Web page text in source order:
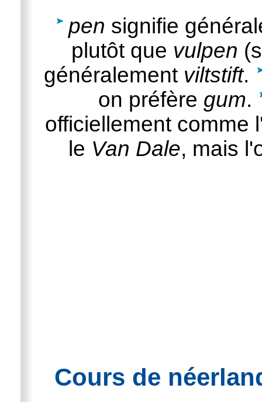
pen signifie
plutôt que vulpen
généralement viltstift.
on préfère gum.
officiellement comme
le Van Dale, mais
Cours de